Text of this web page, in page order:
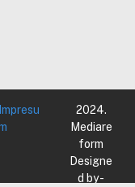
Impresu
2024.
Mediare
form
Designe
d by -